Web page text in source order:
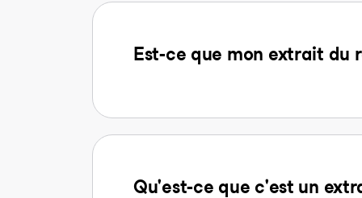
Est-ce que mon extrait du
Qu'est-ce que c'est un